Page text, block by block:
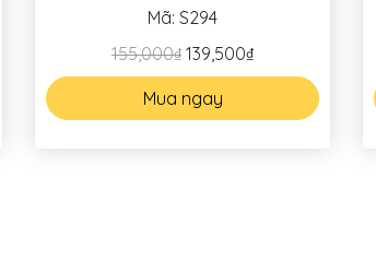
Mã: S294
155,000₫ 139,500₫
Mua ngay